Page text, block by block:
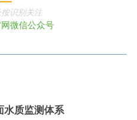
识别关注
微信公众号
水质监测体系